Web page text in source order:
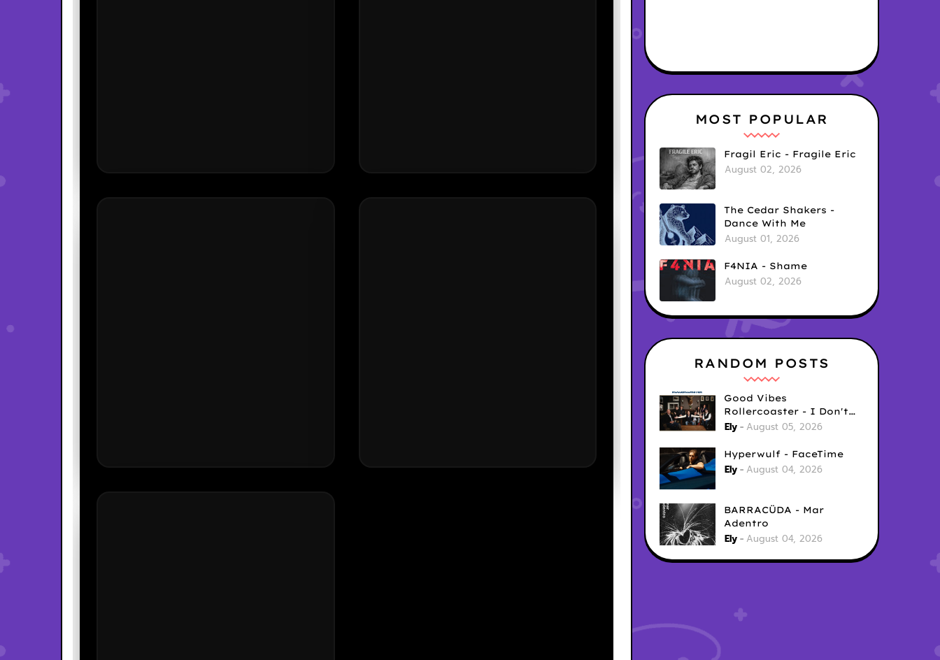
MOST POPULAR
Fragil Eric - Fragile Eric
August 02, 2026
The Cedar Shakers -
Dance With Me
August 01, 2026
F4NIA - Shame
August 02, 2026
RANDOM POSTS
Good Vibes
Rollercoaster - I Don't
Care
Ely August 05, 2026
Hyperwulf - FaceTime
Ely August 04, 2026
BARRACÜDA - Mar
Adentro
Ely August 04, 2026